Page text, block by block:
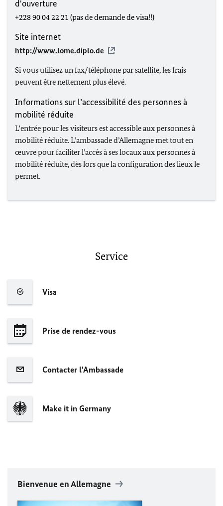
d'ouverture
+228 90 04 22 21 (pas de demande de visa!!)
Site internet
http://www.lome.diplo.de
Si vous utilisez un fax/téléphone par satellite, les frais
peuvent être nettement plus élevé.
Informations sur l’accessibilité des personnes à
mobilité réduite
L'entrée pour les visiteurs est accessible aux personnes à
mobilité réduite. L’ambassade d’Allemagne met tout en
œuvre pour faciliter l’accès à ses locaux aux personnes à
mobilité réduite, dès lors que la configuration des lieux le
permet.
Service
Visa
Prise de rendez-vous
Contacter l'Ambassade
Make it in Germany
Bienvenue en Allemagne